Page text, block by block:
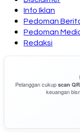
Info Iklan
Pedoman
Pedoman
Redaksi
Pelanggan cukup scan
keuangan